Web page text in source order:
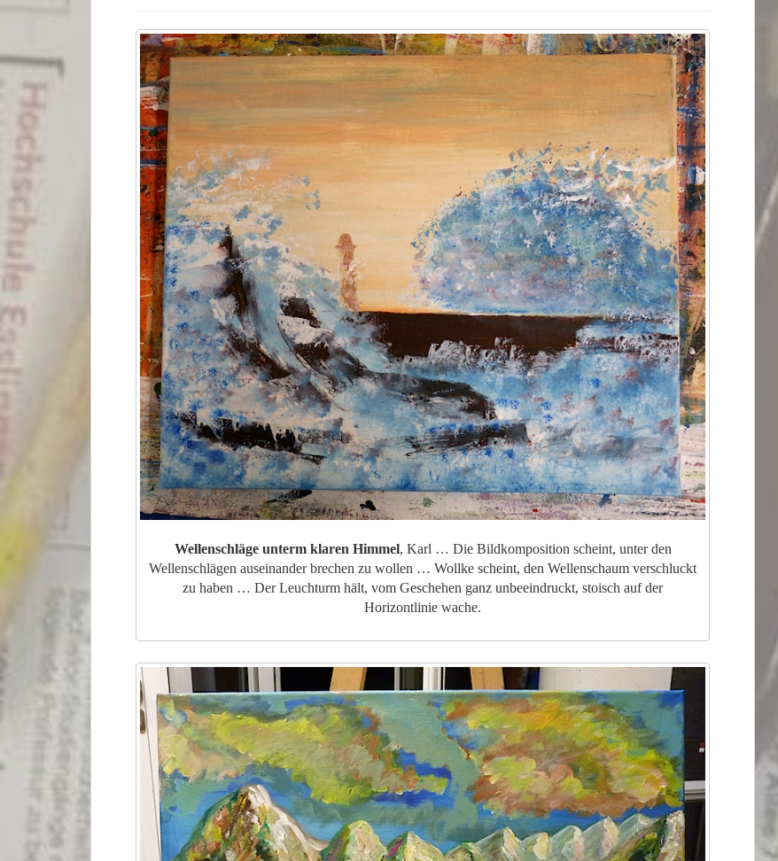
Wellenschläge unterm klaren Himmel, Karl … Die Bildkomposition scheint, unter den
Wellenschlägen auseinander brechen zu wollen … Wollke scheint, den Wellenschaum verschluckt
zu haben … Der Leuchturm hält, vom Geschehen ganz unbeeindruckt, stoisch auf der
Horizontlinie wache.